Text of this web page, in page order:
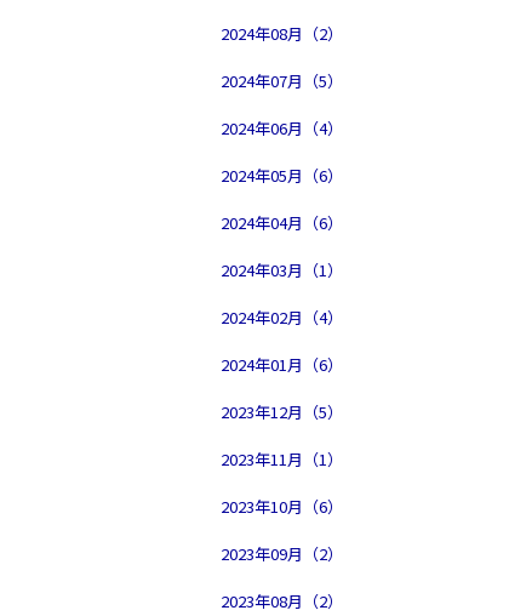
2024年08月（2）
2024年07月（5）
2024年06月（4）
2024年05月（6）
2024年04月（6）
2024年03月（1）
2024年02月（4）
2024年01月（6）
2023年12月（5）
2023年11月（1）
2023年10月（6）
2023年09月（2）
2023年08月（2）